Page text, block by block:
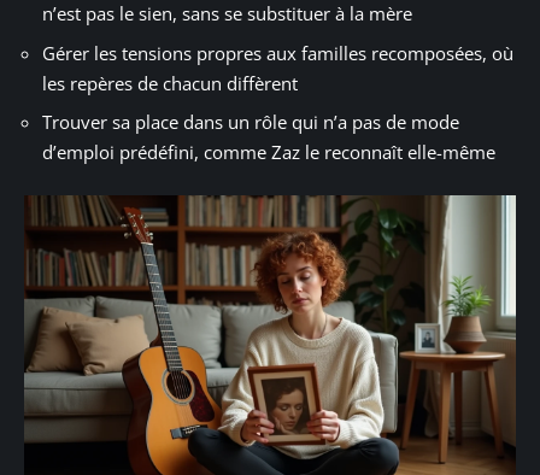
n’est pas le sien, sans se substituer à la mère
Gérer les tensions propres aux familles recomposées, où
les repères de chacun diffèrent
Trouver sa place dans un rôle qui n’a pas de mode
d’emploi prédéfini, comme Zaz le reconnaît elle-même